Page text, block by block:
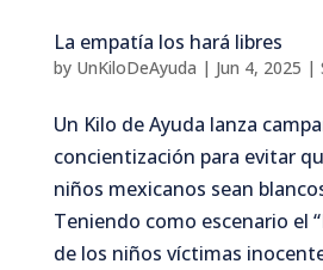
La empatía los hará libres
by UnKiloDeAyuda | Jun 4, 2025 |
Un Kilo de Ayuda lanza
concientización para evitar
niños mexicanos sean
Teniendo como escenario el
de los niños víctimas